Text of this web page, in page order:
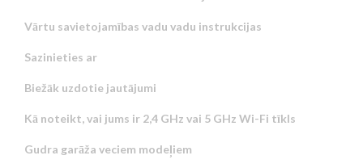
Vārtu savietojamības vadu vadu instrukcijas
Sazinieties ar
Biežāk uzdotie jautājumi
Kā noteikt, vai jums ir 2,4 GHz vai 5 GHz Wi-Fi tīkls
Gudra garāža veciem modeļiem